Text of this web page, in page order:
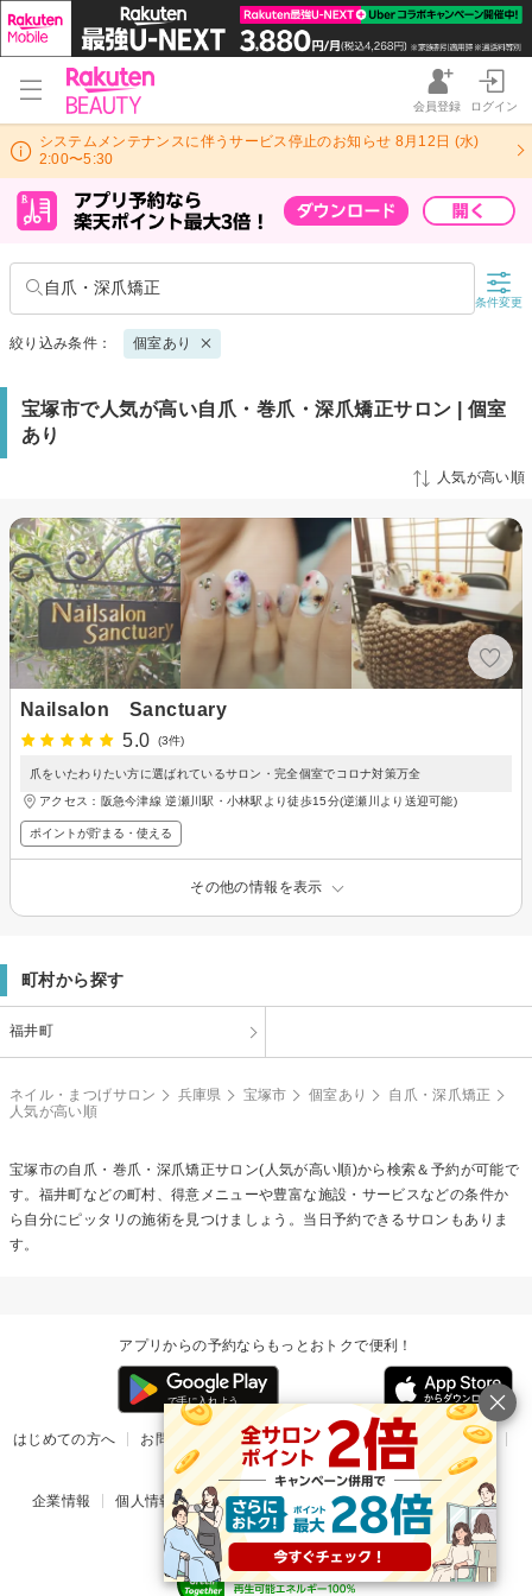
会員登録 ログイン
システムメンテナンスに伴うサービス停止のお知らせ 8月12日 (水)
2:00〜5:30
自爪・深爪矯正
条件変更
絞り込み条件： 個室あり
宝塚市で人気が高い自爪・巻爪・深爪矯正サロン | 個室
あり
人気が高い順
Nailsalon Sanctuary
5.0
(3件)
爪をいたわりたい方に選ばれているサロン・完全個室でコロナ対策万全
アクセス：阪急今津線 逆瀬川駅・小林駅より徒歩15分(逆瀬川より送迎可能)
ポイントが貯まる・使える
その他の情報を表示
町村から探す
福井町
ネイル・まつげサロン 兵庫県 宝塚市 個室あり
自爪・深爪矯正
人気が高い順
宝塚市の自爪・巻爪・深爪矯正サロン(人気が高い順)から検索＆予約が可能で
す。福井町などの町村、得意メニューや豊富な施設・サービスなどの条件か
ら自分にピッタリの施術を見つけましょう。当日予約できるサロンもありま
す。
アプリからの予約ならもっとおトクで便利！
はじめての方へ お問い合わせ ヘルプ リリース情報
利用規約
掲載ご希望のサロン様
企業情報 個人情報保護方針 楽天のサービス一覧 アプリ一覧
© Rakuten Group, Inc.